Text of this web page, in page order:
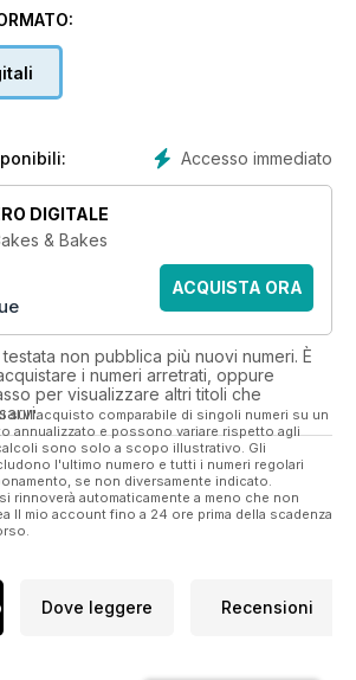
parties or weddings plus six to eight
by-step photographs. We give you
and ingredients you need plus tips
Accesso immediato
DIGITALE
& Bakes
ACQUISTA ORA
non pubblica più nuovi numeri. È
i numeri arretrati, oppure
per visualizzare altri titoli che
sull'acquisto comparabile di singoli numeri su un
annualizzato e possono variare rispetto agli
sono solo a scopo illustrativo. Gli
l'ultimo numero e tutti i numeri regolari
se non diversamente indicato.
rinnoverà automaticamente a meno che non
Il mio account fino a 24 ore prima della scadenza
Dove leggere Recensioni